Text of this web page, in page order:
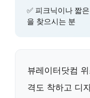
✅ 피크닉이나 짧
을 찾으시는 분
뷰레이터닷컴
격도 착하고 디